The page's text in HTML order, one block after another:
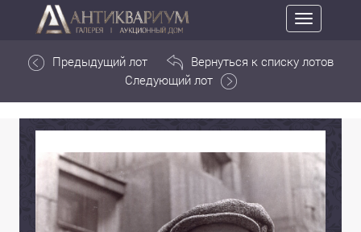
Toggle
navigation
Предыдущий лот
Вернуться к списку лотов
Следующий лот